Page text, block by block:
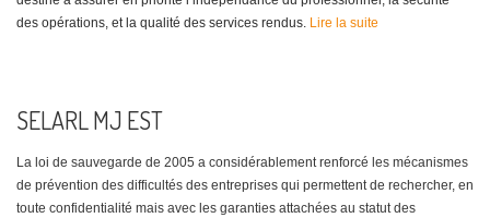
des opérations, et la qualité des services rendus. Lire la suite
SELARL MJ EST
La loi de sauvegarde de 2005 a considérablement renforcé les mécanismes
de prévention des difficultés des entreprises qui permettent de rechercher, en
toute confidentialité mais avec les garanties attachées au statut des